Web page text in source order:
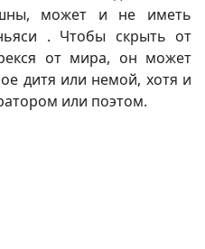
может и не иметь
. Чтобы скрыть от
от мира, он может
дитя или немой, хотя и
или поэтом.